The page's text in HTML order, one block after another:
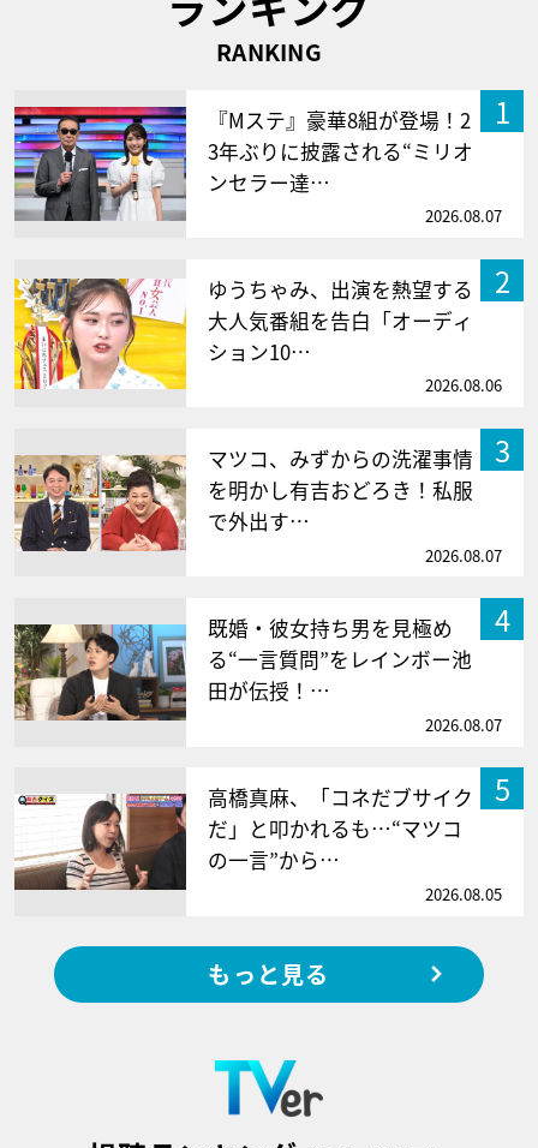
RANKING
1
『Mステ』豪華8組が登場！2
3年ぶりに披露される“ミリオ
ンセラー達…
2026.08.07
2
ゆうちゃみ、出演を熱望する
大人気番組を告白「オーディ
ション10…
2026.08.06
3
マツコ、みずからの洗濯事情
を明かし有吉おどろき！私服
で外出す…
2026.08.07
4
既婚・彼女持ち男を見極め
る“一言質問”をレインボー池
田が伝授！…
2026.08.07
5
高橋真麻、「コネだブサイク
だ」と叩かれるも…“マツコ
の一言”から…
2026.08.05
もっと見る